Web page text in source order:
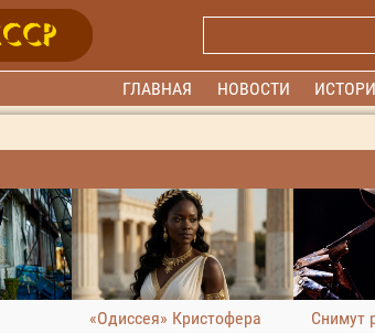
ГЛАВНАЯ НОВОСТИ
«Одиссея» Кристофера
Снимут